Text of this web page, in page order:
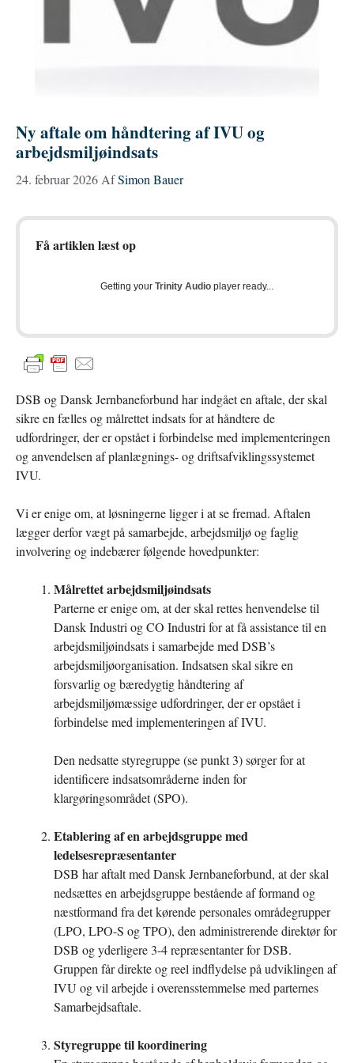
Ny aftale om håndtering af IVU og
arbejdsmiljøindsats
24. februar 2026 AfSimon Bauer
Få artiklen læst op
Getting your Trinity Audio player ready...
DSB og Dansk Jernbaneforbund har indgået en aftale, der skal
sikre en fælles og målrettet indsats for at håndtere de
udfordringer, der er opstået i forbindelse med implementeringen
og anvendelsen af planlægnings- og driftsafviklingssystemet
IVU.
Vi er enige om, at løsningerne ligger i at se fremad. Aftalen
lægger derfor vægt på samarbejde, arbejdsmiljø og faglig
involvering og indebærer følgende hovedpunkter:
Målrettet arbejdsmiljøindsats
Parterne er enige om, at der skal rettes henvendelse til
Dansk Industri og CO Industri for at få assistance til en
arbejdsmiljøindsats i samarbejde med DSB’s
arbejdsmiljøorganisation. Indsatsen skal sikre en
forsvarlig og bæredygtig håndtering af
arbejdsmiljømæssige udfordringer, der er opstået i
forbindelse med implementeringen af IVU.
Den nedsatte styregruppe (se punkt 3) sørger for at
identificere indsatsområderne inden for
klargøringsområdet (SPO).
Etablering af en arbejdsgruppe med
ledelsesrepræsentanter
DSB har aftalt med Dansk Jernbaneforbund, at der skal
nedsættes en arbejdsgruppe bestående af formand og
næstformand fra det kørende personales områdegrupper
(LPO, LPO-S og TPO), den administrerende direktør for
DSB og yderligere 3-4 repræsentanter for DSB.
Gruppen får direkte og reel indflydelse på udviklingen af
IVU og vil arbejde i overensstemmelse med parternes
Samarbejdsaftale.
Styregruppe til koordinering